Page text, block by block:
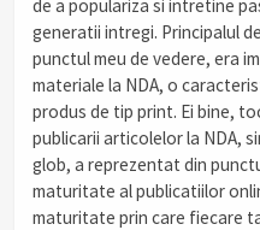
de a populariza si intretine
generatii intregi. Principalul
punctul meu de vedere, era
materiale la NDA, o
produs de tip print. Ei bine,
publicarii articolelor la NDA,
glob, a reprezentat din
maturitate al publicatiilor
maturitate prin care fiecare